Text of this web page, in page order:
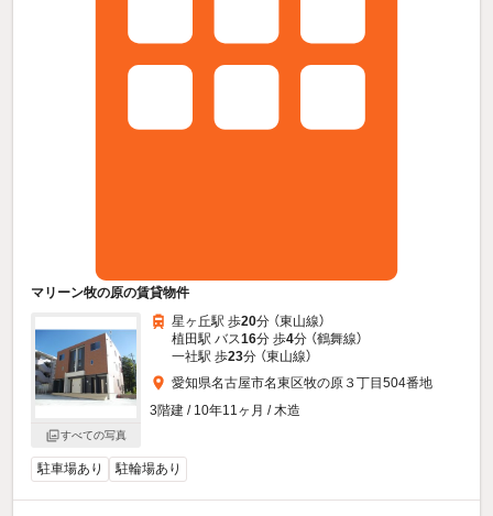
マリーン牧の原の賃貸物件
すべての写真
星ヶ丘駅 歩20分 （東山線）
植田駅 バス16分 歩4分 （鶴舞線）
一社駅 歩23分 （東山線）
愛知県名古屋市名東区牧の原３丁目504番地
3階建 / 10年11ヶ月 / 木造
駐車場あり 駐輪場あり